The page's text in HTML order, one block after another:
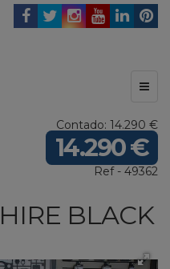
Contado: 14.290 €
14.290 €
Ref - 49362
BLACK